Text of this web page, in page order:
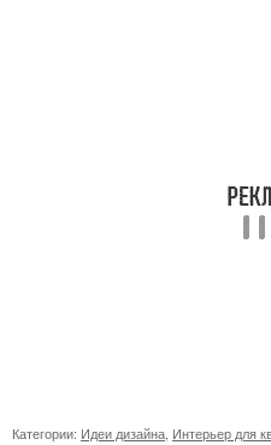
Категории: Идеи дизайна Интерьер для